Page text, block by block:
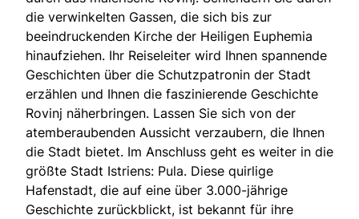
die verwinkelten Gassen, die sich bis zur
beeindruckenden Kirche der Heiligen Euphemia
hinaufziehen. Ihr Reiseleiter wird Ihnen spannende
Geschichten über die Schutzpatronin der Stadt
erzählen und Ihnen die faszinierende Geschichte
Rovinj näherbringen. Lassen Sie sich von der
atemberaubenden Aussicht verzaubern, die Ihnen
die Stadt bietet. Im Anschluss geht es weiter in die
größte Stadt Istriens: Pula. Diese quirlige
Hafenstadt, die auf eine über 3.000-jährige
Geschichte zurückblickt, ist bekannt für ihre